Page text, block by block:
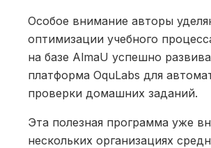
Особое внимание авторы
оптимизации учебного
на базе AlmaU успешно
платформа OquLabs для
проверки домашних заданий.
Эта полезная программа уже
нескольких организациях